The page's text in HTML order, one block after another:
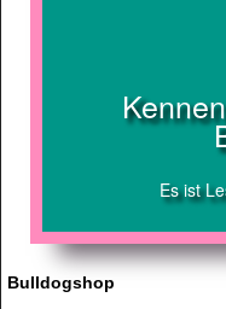
Es ist
Bulldogshop